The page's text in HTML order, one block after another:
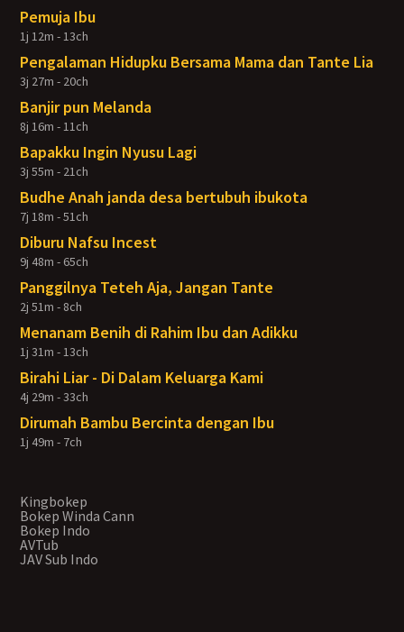
Pemuja Ibu
1j 12m - 13ch
Pengalaman Hidupku Bersama Mama dan Tante Lia
3j 27m - 20ch
Banjir pun Melanda
8j 16m - 11ch
Bapakku Ingin Nyusu Lagi
3j 55m - 21ch
Budhe Anah janda desa bertubuh ibukota
7j 18m - 51ch
Diburu Nafsu Incest
9j 48m - 65ch
Panggilnya Teteh Aja, Jangan Tante
2j 51m - 8ch
Menanam Benih di Rahim Ibu dan Adikku
1j 31m - 13ch
Birahi Liar - Di Dalam Keluarga Kami
4j 29m - 33ch
Dirumah Bambu Bercinta dengan Ibu
1j 49m - 7ch
Kingbokep
Bokep Winda Cann
Bokep Indo
AVTub
JAV Sub Indo